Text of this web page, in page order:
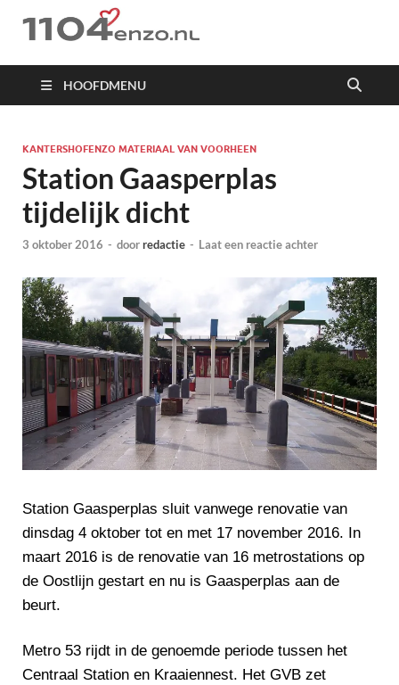
1104 en zo
HOOFDMENU
KANTERSHOFENZO MATERIAAL VAN VOORHEEN
Station Gaasperplas
tijdelijk dicht
3 oktober 2016 - doorredactie - Laat een reactie achter
Station Gaasperplas sluit vanwege renovatie van
dinsdag 4 oktober tot en met 17 november 2016. In
maart 2016 is de renovatie van 16 metrostations op
de Oostlijn gestart en nu is Gaasperplas aan de
beurt.
Metro 53 rijdt in de genoemde periode tussen het
Centraal Station en Kraaiennest. Het GVB zet